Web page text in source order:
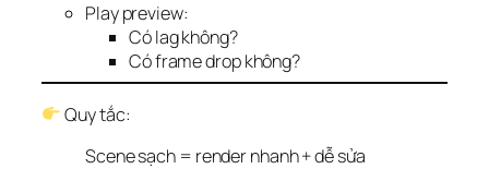
Play preview:
Có lag không?
Có frame drop không?
Quy tắc:
Scene sạch = render nhanh + dễ sửa